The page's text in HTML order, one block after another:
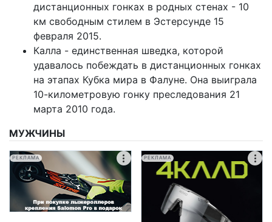
дистанционных гонках в родных стенах - 10
км свободным стилем в Эстерсунде 15
февраля 2015.
Калла - единственная шведка, которой
удавалось побеждать в дистанционных гонках
на этапах Кубка мира в Фалуне. Она выиграла
10-километровую гонку преследования 21
марта 2010 года.
МУЖЧИНЫ
РЕКЛАМА РЕКЛАМА